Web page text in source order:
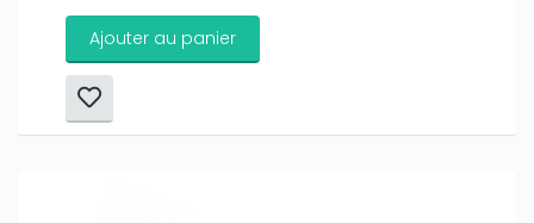
Ajouter au panier